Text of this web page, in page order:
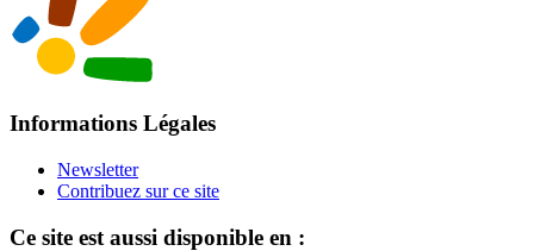
Informations Légales
Newsletter
Contribuez sur ce site
Ce site est aussi disponible en :